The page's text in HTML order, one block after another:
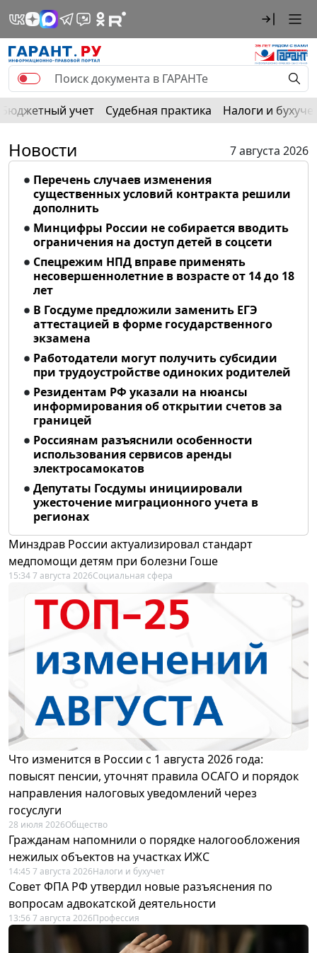
Бюджетный учет Судебная практика Налоги и
Новости
7 августа 2026
Перечень случаев изменения
существенных условий контракта решили
дополнить
Минцифры России не собирается вводить
ограничения на доступ детей в соцсети
Спецрежим НПД вправе применять
несовершеннолетние в возрасте от 14 до 18
лет
В Госдуме предложили заменить ЕГЭ
аттестацией в форме государственного
экзамена
Работодатели могут получить субсидии
при трудоустройстве одиноких родителей
Резидентам РФ указали на нюансы
информирования об открытии счетов за
границей
Россиянам разъяснили особенности
использования сервисов аренды
электросамокатов
Депутаты Госдумы инициировали
ужесточение миграционного учета в
регионах
Минздрав России актуализировал стандарт
медпомощи детям при болезни Гоше
15:34 7 августа 2026Социальная сфера
Что изменится в России с 1 августа 2026 года:
повысят пенсии, уточнят правила ОСАГО и порядок
направления налоговых уведомлений через
госуслуги
28 июля 2026Общество
Гражданам напомнили о порядке налогообложения
нежилых объектов на участках ИЖС
14:45 7 августа 2026Налоги и бухучет
Совет ФПА РФ утвердил новые разъяснения по
вопросам адвокатской деятельности
13:56 7 августа 2026Профессия